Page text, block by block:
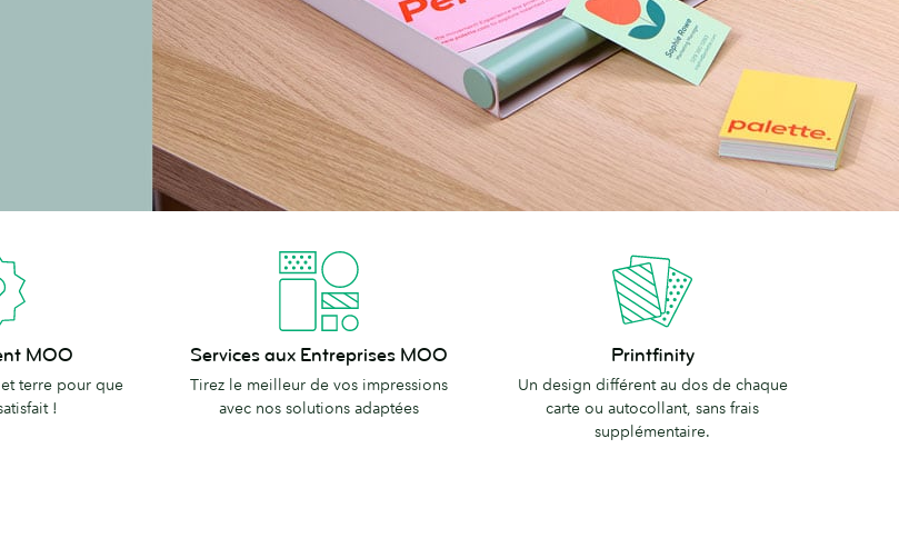
MOO
terre pour que
!
Services
Entreprises
Services aux Entreprises MOO
Tirez le meilleur de vos impressions
avec nos solutions adaptées
Printfinity
Un design différent au dos de chaque
carte ou autocollant, sans frais
supplémentaire.